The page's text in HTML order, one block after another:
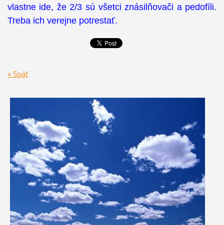
vlastne ide, že 2/3 sú všetci znásilňovači a pedofíli.
Treba ich verejne potrestať.
« Späť